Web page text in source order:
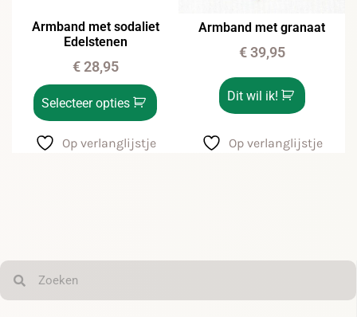
Armband met sodaliet
Edelstenen
€28,95
Selecteer opties
Op verlanglijstje
Armband met granaat
€39,95
Dit wil ik!
Op verlanglijstje